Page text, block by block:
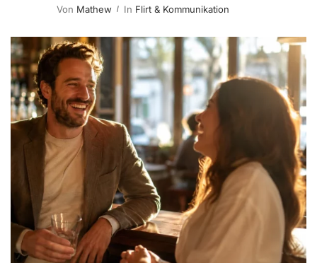
Von Mathew In Flirt & Kommunikation